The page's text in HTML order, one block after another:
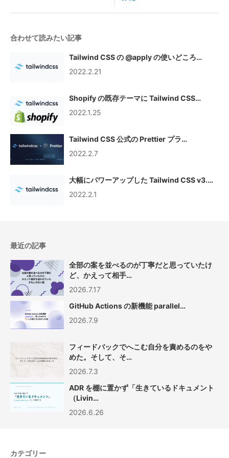
合わせて読みたい記事
Tailwind CSS の @apply の使いどころ…
2022.2.21
Shopify の既存テーマに Tailwind CSS…
2022.1.25
Tailwind CSS 公式の Prettier プラ…
2022.2.7
大幅にパワーアップした Tailwind CSS v3.…
2022.2.1
最近の記事
全部の案を並べるのが丁寧だと思っていたけ
ど、かえって相手…
2026.7.17
GitHub Actions の新機能 parallel…
2026.7.9
フィードバックでへこむ自分を責めるのをや
めた。そして、そ…
2026.7.3
ADR を棚に置かず「生きているドキュメント
（Livin…
2026.6.26
カテゴリー